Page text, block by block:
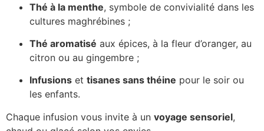
Thé à la menthe, symbole de convivialité dans les
cultures maghrébines ;
Thé aromatisé aux épices, à la fleur d’oranger, au
citron ou au gingembre ;
Infusions et tisanes sans théine pour le soir ou
les enfants.
Chaque infusion vous invite à un voyage sensoriel,